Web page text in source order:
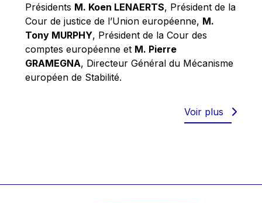
Présidents M. Koen LENAERTS, Président de la
Cour de justice de l’Union européenne, M.
Tony MURPHY, Président de la Cour des
comptes européenne et M. Pierre
GRAMEGNA, Directeur Général du Mécanisme
européen de Stabilité.
Voir plus